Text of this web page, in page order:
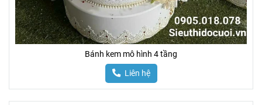
Bánh kem mô hình 4 tầng
Liên hệ